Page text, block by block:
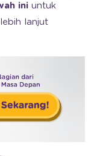
ini untuk
lanjut